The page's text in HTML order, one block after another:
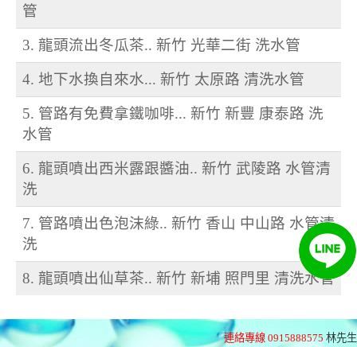
管
3. 龍頭流出冬瓜茶.. 新竹 光華二街 洗水管
4. 地下水換自來水... 新竹 太原路 清洗水管
5. 管路有免費拿鐵咖啡... 新竹 新豐 康泰路 洗
水管
6. 龍頭噴出西米露跟醬油.. 新竹 武陵路 水管清
洗
7. 管路噴出色泡沫綠.. 新竹 香山 中山路 水管清
洗
8. 龍頭噴出仙草茶.. 新竹 新埔 照門里 清洗水管
連絡專線 0915888575 林先生